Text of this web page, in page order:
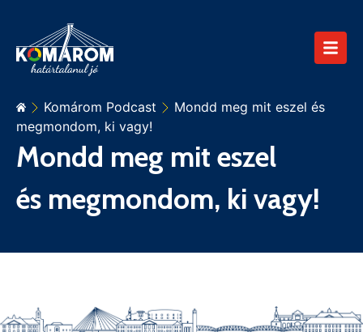
Komárom Podcast
Mondd meg mit eszel és
megmondom, ki vagy!
Mondd meg mit eszel
és megmondom, ki vagy!